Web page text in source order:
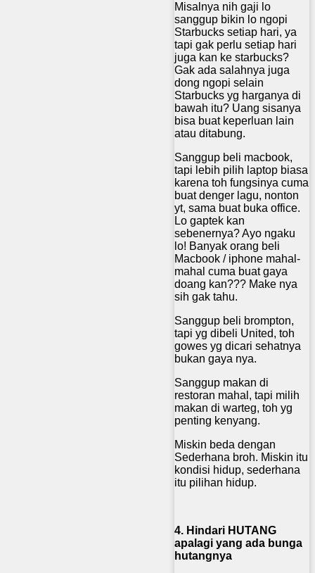
Misalnya nih gaji lo
sanggup bikin lo ngopi
Starbucks setiap hari, ya
tapi gak perlu setiap hari
juga kan ke starbucks?
Gak ada salahnya juga
dong ngopi selain
Starbucks yg harganya di
bawah itu? Uang sisanya
bisa buat keperluan lain
atau ditabung.
Sanggup beli macbook,
tapi lebih pilih laptop biasa
karena toh fungsinya cuma
buat denger lagu, nonton
yt, sama buat buka office.
Lo gaptek kan
sebenernya? Ayo ngaku
lo! Banyak orang beli
Macbook / iphone mahal-
mahal cuma buat gaya
doang kan??? Make nya
sih gak tahu.
Sanggup beli brompton,
tapi yg dibeli United, toh
gowes yg dicari sehatnya
bukan gaya nya.
Sanggup makan di
restoran mahal, tapi milih
makan di warteg, toh yg
penting kenyang.
Miskin beda dengan
Sederhana broh. Miskin itu
kondisi hidup, sederhana
itu pilihan hidup.
4. Hindari HUTANG
apalagi yang ada bunga
hutangnya